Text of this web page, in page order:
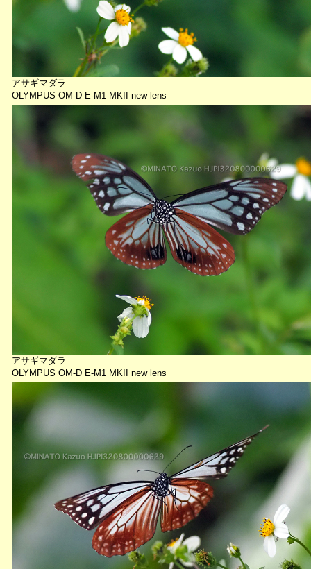
アサギマダラ
OLYMPUS OM-D E-M1 MKII new lens
アサギマダラ
OLYMPUS OM-D E-M1 MKII new lens